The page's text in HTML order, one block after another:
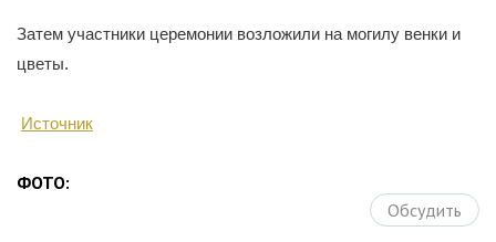
Затем участники церемонии возложили на могилу венки и
цветы.
Источник
ФОТО:
Обсудить